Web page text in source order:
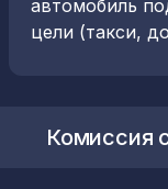
автомобиль
цели (такси,
Комиссия